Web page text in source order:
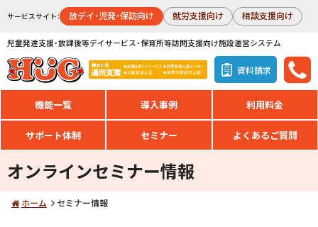
サービスサイト： 放デイ・児発・保訪向け 就労支援向け 相談支援向け
児童発達支援・放課後等デイサービス・保育所等訪問支援向け施設運営システム
資料請求
機能一覧 導入事例 利用料金
サポート体制 セミナー よくあるご質問
オンラインセミナー情報
ホーム セミナー情報